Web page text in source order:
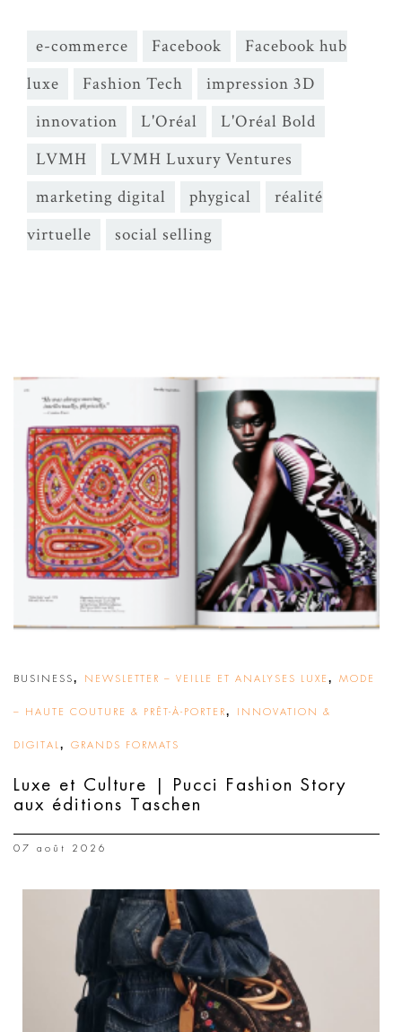
e-commerce Facebook
Facebook hub
luxe
Fashion Tech
impression 3D
innovation
L'Oréal
L'Oréal Bold
LVMH
LVMH Luxury Ventures
marketing digital
phygical
réalité
virtuelle
social selling
BUSINESS, NEWSLETTER – VEILLE ET ANALYSES LUXE , MODE
– HAUTE COUTURE & PRÊT-À-PORTER, INNOVATION &
DIGITAL , GRANDS FORMATS
Luxe et Culture | Pucci Fashion Story
aux éditions Taschen
07 août 2026